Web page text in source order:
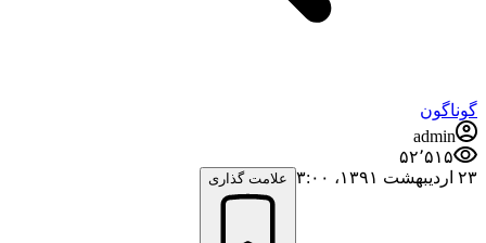
گوناگون
admin
۵۲٬۵۱۵
۲۳ اردیبهشت ۱۳۹۱،‏ ۳:۰۰
علامت گذاری